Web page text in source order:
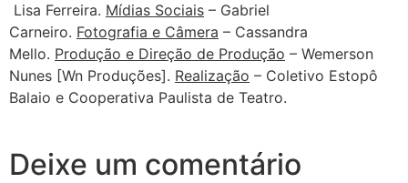
Lisa Ferreira. Mídias Sociais – Gabriel
Carneiro. Fotografia e Câmera – Cassandra
Mello. Produção e Direção de Produção – Wemerson
Nunes [Wn Produções]. Realização – Coletivo Estopô
Balaio e Cooperativa Paulista de Teatro.
Deixe um comentário